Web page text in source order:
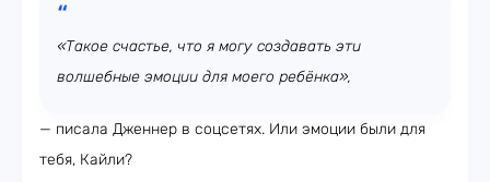
«Такое счастье, что я могу создавать эти
волшебные эмоции для моего ребёнка»,
— писала Дженнер в соцсетях. Или эмоции были для
тебя, Кайли?